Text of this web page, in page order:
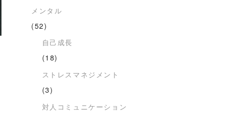
メンタル
(52)
自己成長
(18)
ストレスマネジメント
(3)
対人コミュニケーション